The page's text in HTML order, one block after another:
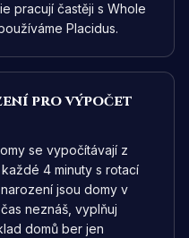
pracují častěji s Whole
Placidus.
pro výpočet
se vypočítávají z
4 minuty s rotací
jsou domy v
neznáš, vyplňuj
domů ber jen